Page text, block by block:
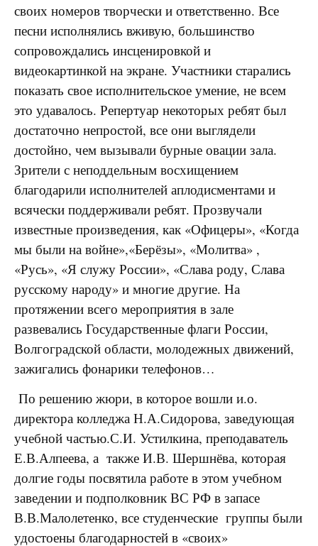
своих номеров творчески и ответственно. Все
песни исполнялись вживую, большинство
сопровождались инсценировкой и
видеокартинкой на экране. Участники старались
показать свое исполнительское умение, не всем
это удавалось. Репертуар некоторых ребят был
достаточно непростой, все они выглядели
достойно, чем вызывали бурные овации зала.
Зрители с неподдельным восхищением
благодарили исполнителей аплодисментами и
всячески поддерживали ребят. Прозвучали
известные произведения, как «Офицеры», «Когда
мы были на войне»,«Берёзы», «Молитва» ,
«Русь», «Я служу России», «Слава роду, Слава
русскому народу» и многие другие. На
протяжении всего мероприятия в зале
развевались Государственные флаги России,
Волгоградской области, молодежных движений,
зажигались фонарики телефонов…
По решению жюри, в которое вошли и.о.
директора колледжа Н.А.Сидорова, заведующая
учебной частью.С.И. Устилкина, преподаватель
Е.В.Алпеева, а также И.В. Шершнёва, которая
долгие годы посвятила работе в этом учебном
заведении и подполковник ВС РФ в запасе
В.В.Малолетенко, все студенческие группы были
удостоены благодарностей в «своих»